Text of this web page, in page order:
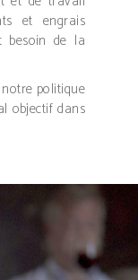
et engrais
besoin de la
politique
objectif dans